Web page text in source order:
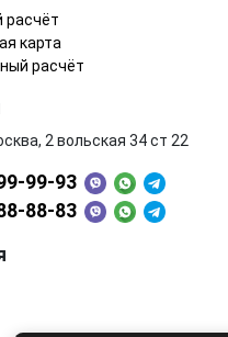
расчёт
карта
расчёт
2 вольская 34 ст 22
99-93
88-83